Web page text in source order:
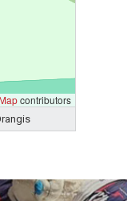
contributors